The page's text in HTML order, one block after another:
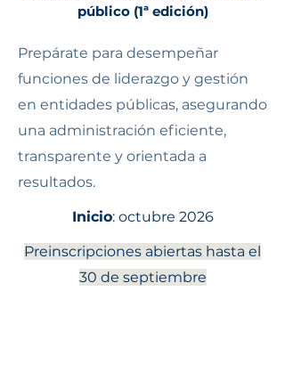
público (1ª edición)
Prepárate para desempeñar
funciones de liderazgo y gestión
en entidades públicas, asegurando
una administración eficiente,
transparente y orientada a
resultados.
Inicio: octubre 2026
Preinscripciones abiertas hasta el
30 de septiembre